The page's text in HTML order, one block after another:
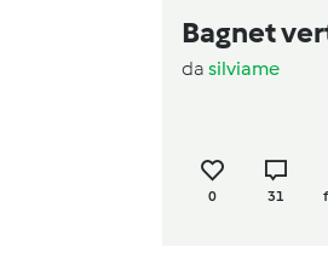
Bagnet
da silviame
0 31